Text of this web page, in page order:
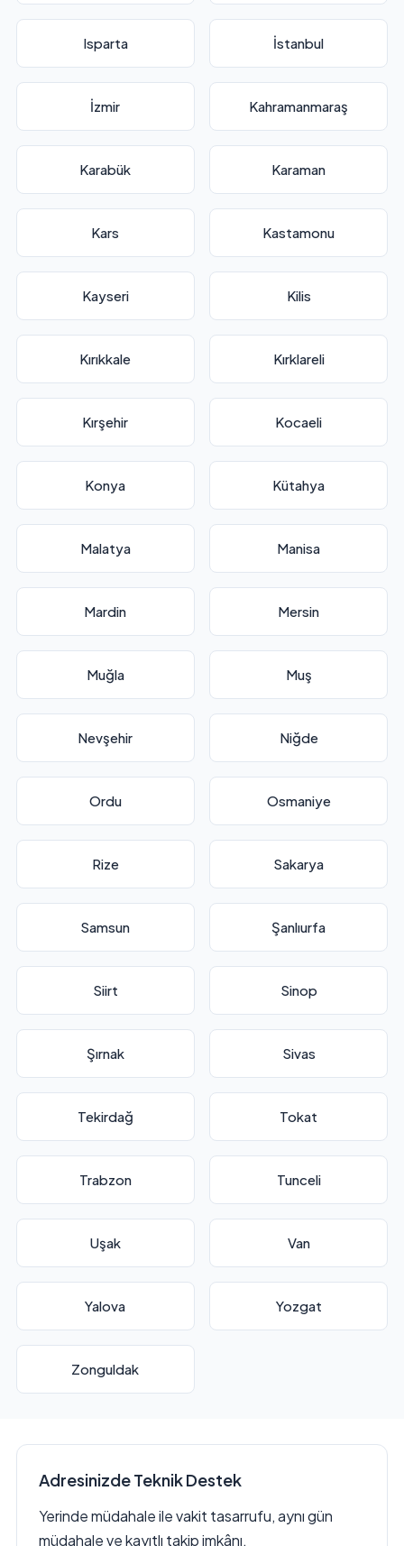
Isparta İstanbul
İzmir Kahramanmaraş
Karabük Karaman
Kars Kastamonu
Kayseri Kilis
Kırıkkale Kırklareli
Kırşehir Kocaeli
Konya Kütahya
Malatya Manisa
Mardin Mersin
Muğla Muş
Nevşehir Niğde
Ordu Osmaniye
Rize Sakarya
Samsun Şanlıurfa
Siirt Sinop
Şırnak Sivas
Tekirdağ Tokat
Trabzon Tunceli
Uşak Van
Yalova Yozgat
Zonguldak
Adresinizde Teknik Destek
Yerinde müdahale ile vakit tasarrufu, aynı gün
müdahale ve kayıtlı takip imkânı.